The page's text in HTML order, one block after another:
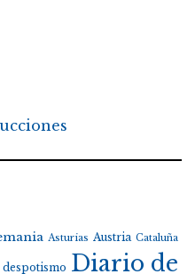
Asturias Austria Cataluña
despotismo Diario de